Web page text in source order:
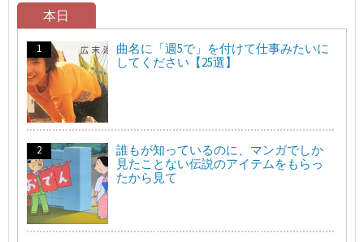
本日
曲名に「週5で」を付けて仕事みたいに
してください【25選】
誰もが知っているのに、マンガでしか
見たことない伝説のアイテムをもらっ
たから見て